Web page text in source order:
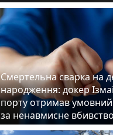
Смертельна сварка на
народження: докер
порту отримав
за ненавмисне